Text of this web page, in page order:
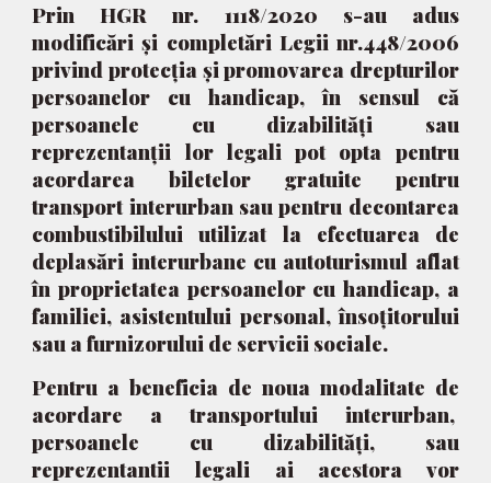
Prin HGR nr. 1118/2020 s-au adus
modificări și completări Legii nr.448/2006
privind protecția și promovarea drepturilor
persoanelor cu handicap, în sensul că
persoanele cu dizabilități sau
reprezentanții lor legali pot opta pentru
acordarea biletelor gratuite pentru
transport interurban sau pentru decontarea
combustibilului utilizat la efectuarea de
deplasări interurbane cu autoturismul aflat
în proprietatea persoanelor cu handicap, a
familiei, asistentului personal, însoțitorului
sau a furnizorului de servicii sociale.
Pentru a beneficia de noua modalitate de
acordare a transportului interurban,
persoanele cu dizabilități, sau
reprezentantii legali ai acestora vor